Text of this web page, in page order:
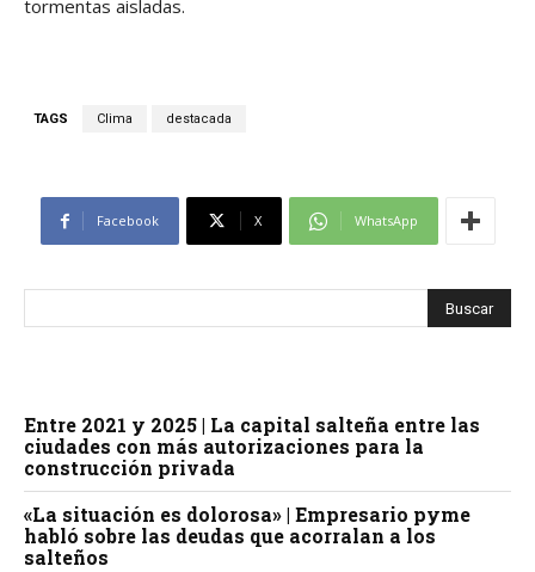
tormentas aisladas.
TAGS Clima destacada
Facebook X WhatsApp
Entre 2021 y 2025 | La capital salteña entre las
ciudades con más autorizaciones para la
construcción privada
«La situación es dolorosa» | Empresario pyme
habló sobre las deudas que acorralan a los
salteños